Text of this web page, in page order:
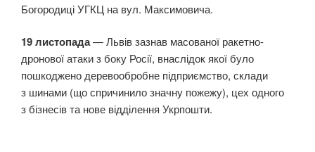
Богородиці УГКЦ на вул. Максимовича.
19 листопада— Львів зазнав масованої ракетно-
дронової атаки з боку Росії, внаслідок якої було
пошкоджено деревообробне підприємство, склади
з шинами (що спричинило значну пожежу), цех одного
з бізнесів та нове відділення Укрпошти.